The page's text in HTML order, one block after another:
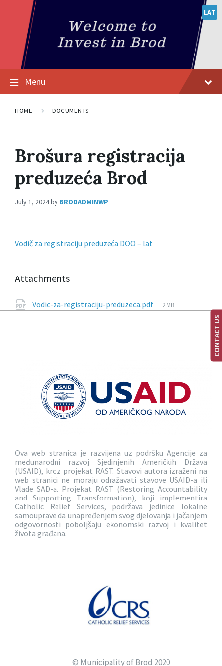
LAT
Menu
HOME DOCUMENTS
Brošura registracija
preduzeća Brod
July 1, 2024by BRODADMINWP
Vodič za registraciju preduzeća DOO – lat
Attachments
Vodic-za-registraciju-preduzeca.pdf 2 MB
Ova web stranica je razvijena uz podršku Agencije za
međunarodni razvoj Sjedinjenih Američkih Država
(USAID), kroz projekat RAST. Stavovi autora izraženi na
web stranici ne moraju odražavati stavove USAID-a ili
Vlade SAD-a. Projekat RAST (Restoring Accountability
and Supporting Transformation), koji implementira
Catholic Relief Services, podržava jedinice lokalne
samouprave da unapređenjem svog djelovanja i jačanjem
odgovornosti poboljšaju ekonomski razvoj i kvalitet
života građana.
© Municipality of Brod 2020
CONTACT US